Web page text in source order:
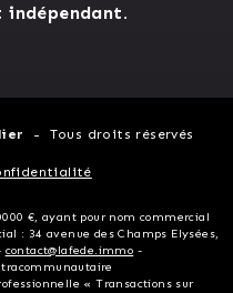
indépendant.
Tous droits réservés
€, ayant pour nom commercial
: 34 avenue des Champs Elysées,
contact@lafede.immo -
« Transactions sur